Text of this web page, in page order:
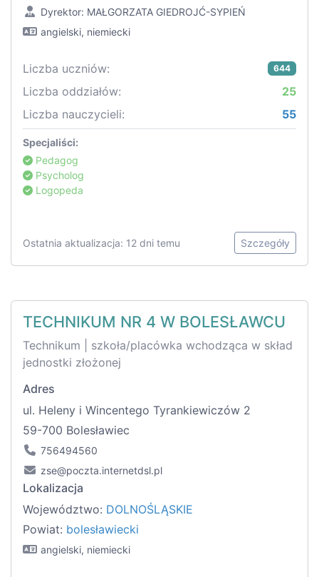
Dyrektor: MAŁGORZATA GIEDROJĆ-SYPIEŃ
angielski, niemiecki
Liczba uczniów: 644
Liczba oddziałów:
25
Liczba nauczycieli:
55
Specjaliści:
Pedagog
Psycholog
Logopeda
Ostatnia aktualizacja: 12 dni temu Szczegóły
TECHNIKUM NR 4 W BOLESŁAWCU
Technikum | szkoła/placówka wchodząca w skład
jednostki złożonej
Adres
ul. Heleny i Wincentego Tyrankiewiczów 2
59-700 Bolesławiec
756494560
zse@poczta.internetdsl.pl
Lokalizacja
Województwo: DOLNOŚLĄSKIE
Powiat: bolesławiecki
angielski, niemiecki